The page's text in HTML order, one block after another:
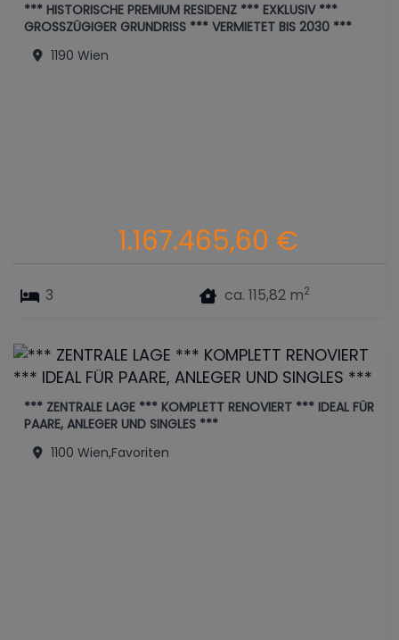
*** HISTORISCHE PREMIUM RESIDENZ *** EXKLUSIV ***
GROSSZÜGIGER GRUNDRISS *** VERMIETET BIS 2030 ***
1190 Wien
3 ca. 115,82 m2
1.167.465,60 €
*** ZENTRALE LAGE *** KOMPLETT RENOVIERT *** IDEAL FÜR
PAARE, ANLEGER UND SINGLES ***
1100 Wien,Favoriten